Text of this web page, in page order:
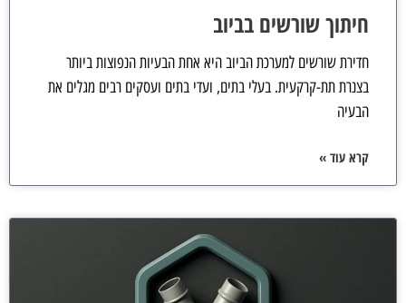
חיתוך שורשים בביוב
חדירת שורשים למערכת הביוב היא אחת הבעיות הנפוצות ביותר
בצנרת תת-קרקעית. בעלי בתים, ועדי בתים ועסקים רבים מגלים את
הבעיה
קרא עוד »